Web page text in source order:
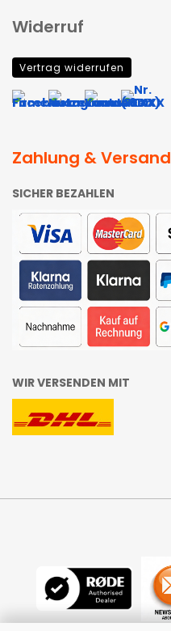
Widerruf
Vertrag widerrufen
Zahlung & Versand
SICHER BEZAHLEN
WIR VERSENDEN MIT